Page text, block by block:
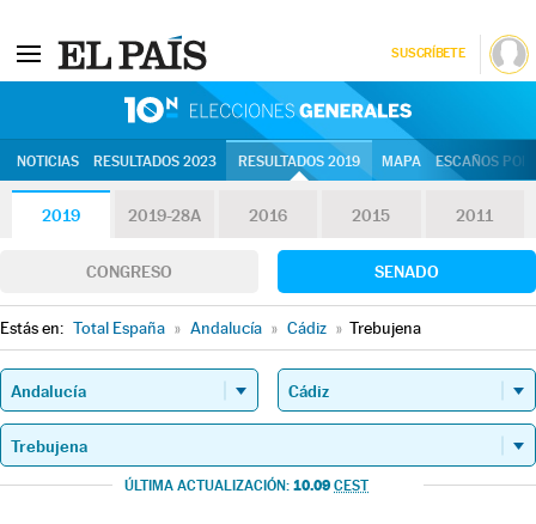
SUSCRÍBETE
NOTICIAS RESULTADOS 2023 RESULTADOS 2019 MAPA ESCAÑOS
2019 2019-28A 2016 2015 2011
CONGRESO SENADO
Estás en: Total España » Andalucía » Cádiz » Trebujena
ÚLTIMA ACTUALIZACIÓN: 10.09 CEST